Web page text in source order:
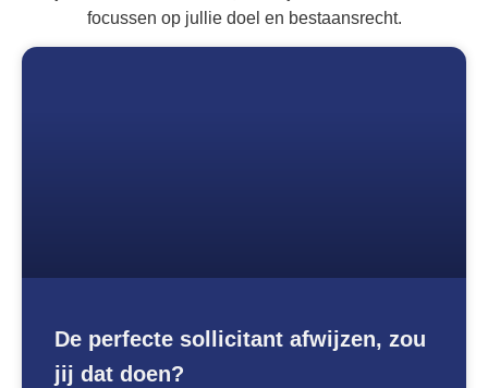
focussen op jullie doel en bestaansrecht.
De perfecte sollicitant afwijzen, zou
jij dat doen?